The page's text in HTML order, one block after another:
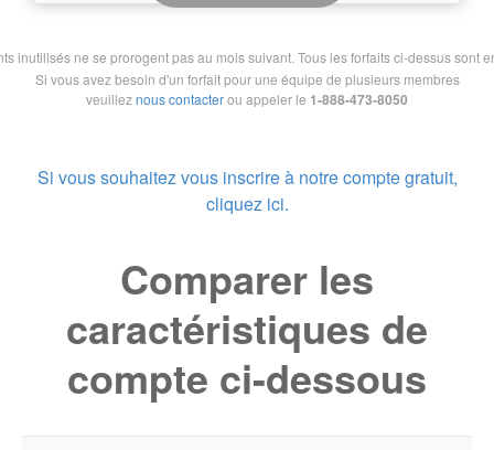
inutilisés ne se prorogent pas au mois suivant. Tous les forfaits ci-dessus sont
Si vous avez besoin d'un forfait pour une équipe de plusieurs membres
veuilleznous contacterou appeler le 1-888-473-8050
Si vous souhaitez vous inscrire à notre compte gratuit,
cliquez ici.
Comparer les
caractéristiques de
compte ci-dessous